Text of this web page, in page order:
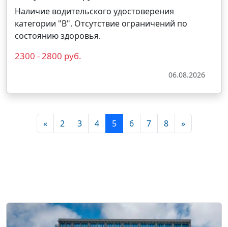
Наличие водительского удостоверения
категории "В". Отсутствие ограничений по
состоянию здоровья.
2300 - 2800 руб.
06.08.2026
« 2 3 4 5 6 7 8 »